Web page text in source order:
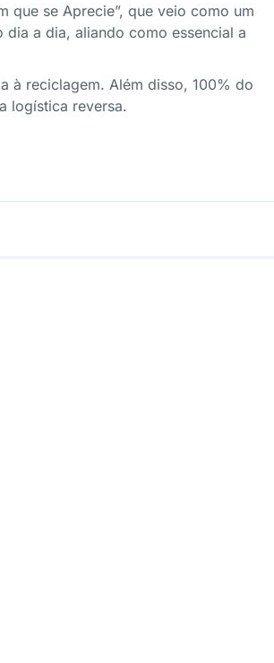
que se Aprecie”, que veio como um
a dia, aliando como essencial a
à reciclagem. Além disso, 100% do
logística reversa.